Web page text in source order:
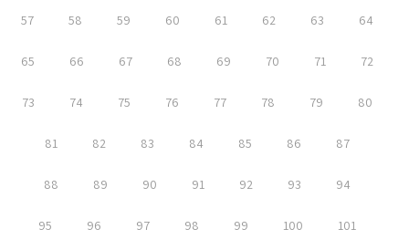
57 58 59 60 61 62 63 64
65 66 67 68 69 70 71 72
73 74 75 76 77 78 79 80
81 82 83 84 85 86 87
88 89 90 91 92 93 94
95 96 97 98 99 100 101